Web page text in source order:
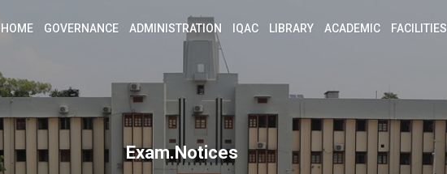
HOME GOVERNANCE ADMINISTRATION IQAC LIBRARY ACADEMIC FACILITIES
Exam.Notices